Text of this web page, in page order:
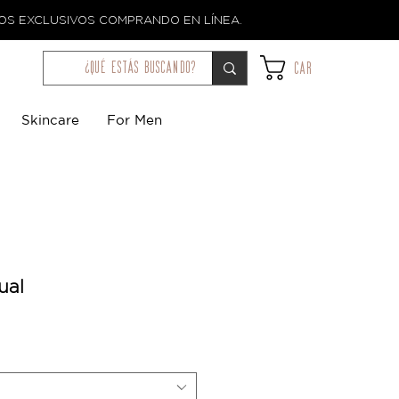
EXCLUSIVOS COMPRANDO EN LÍNEA.
¿qué estás buscando? Car
Skincare For Men